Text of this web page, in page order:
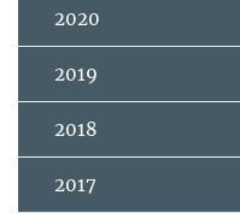
2020
2019
2018
2017